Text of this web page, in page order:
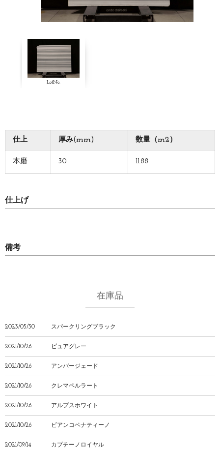
LotNo.
仕上 厚み(mm) 数量（m2）
本磨 30 11.88
仕上げ
備考
在庫品
2023/05/30 スパークリングブラック
2021/10/26 ピュアグレー
2021/10/26 アンバージェード
2021/10/26 クレマペルラート
2021/10/26 アルプスホワイト
2021/10/26 ビアンコベナティーノ
2021/09/14 カプチーノロイヤル